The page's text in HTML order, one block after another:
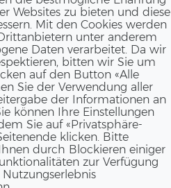
Websites zu bieten und diese
Mit den Cookies werden
unter anderem
Daten verarbeitet. Da wir
bitten wir Sie um
auf den Button «Alle
Sie der Verwendung aller
der Informationen an
können Ihre Einstellungen
Sie auf «Privatsphäre-
klicken. Bitte
durch Blockieren einiger
zur Verfügung